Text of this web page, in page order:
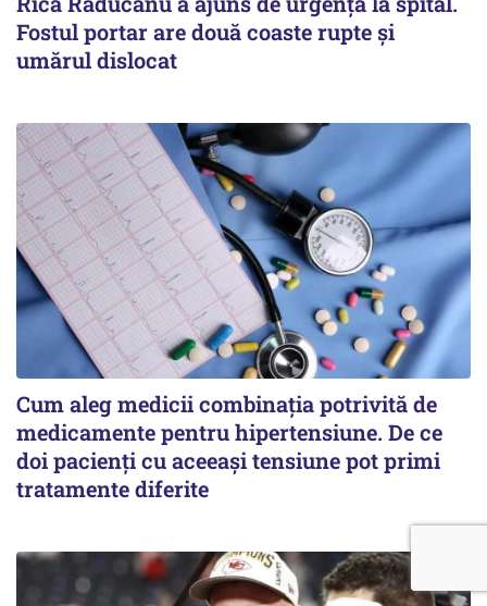
Fostul portar are două coaste rupte și
umărul dislocat
Cum aleg medicii combinația potrivită de
medicamente pentru hipertensiune. De ce
doi pacienți cu aceeași tensiune pot primi
tratamente diferite